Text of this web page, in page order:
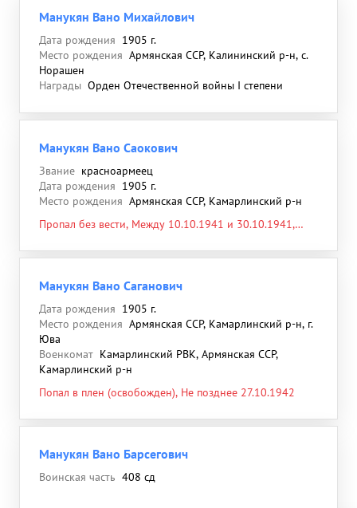
Манукян Вано Михайлович
Дата рождения 1905 г.
Место рождения Армянская ССР, Калининский р-н, с.
Норашен
Награды Орден Отечественной войны I степени
Манукян Вано Саокович
Звание красноармеец
Дата рождения 1905 г.
Место рождения Армянская ССР, Камарлинский р-н
Пропал без вести, Между 10.10.1941 и 30.10.1941,
Новониколаевка
Манукян Вано Саганович
Дата рождения 1905 г.
Место рождения Армянская ССР, Камарлинский р-н, г.
Юва
Военкомат Камарлинский РВК, Армянская ССР,
Камарлинский р-н
Попал в плен (освобожден), Не позднее 27.10.1942
Манукян Вано Барсегович
Воинская часть 408 сд